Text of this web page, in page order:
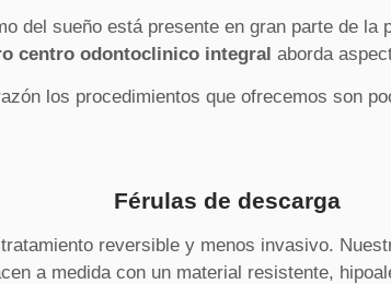
del sueño está presente en gran parte de la
centro odontoclinico integral aborda
los procedimientos que ofrecemos son
Férulas de descarga
reversible y menos invasivo.
a medida con un material resistente,